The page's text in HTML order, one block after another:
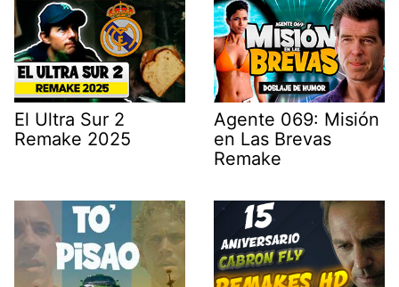
El Ultra Sur 2
Remake 2025
Agente 069: Misión
en Las Brevas
Remake